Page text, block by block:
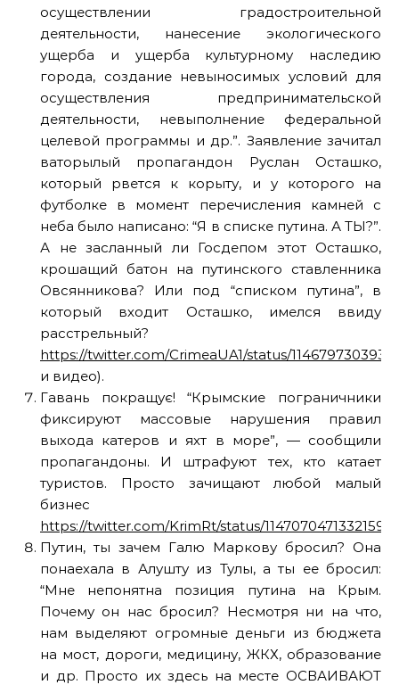
осуществлении градостроительной
деятельности, нанесение экологического
ущерба и ущерба культурному наследию
города, создание невыносимых условий для
осуществления предпринимательской
деятельности, невыполнение федеральной
целевой программы и др.”. Заявление зачитал
ваторылый пропагандон Руслан Осташко,
который рвется к корыту, и у которого на
футболке в момент перечисления камней с
неба было написано: “Я в списке путина. А ТЫ?”.
А не засланный ли Госдепом этот Осташко,
крошащий батон на путинского ставленника
Овсянникова? Или под “списком путина”, в
который входит Осташко, имелся ввиду
расстрельный?
https://twitter.com/CrimeaUA1/status/
и видео).
Гавань покращує! “Крымские пограничники
фиксируют массовые нарушения правил
выхода катеров и яхт в море”, — сообщили
пропагандоны. И штрафуют тех, кто катает
туристов. Просто зачищают любой малый
бизнес
https://twitter.com/KrimRt/status/
Путин, ты зачем Галю Маркову бросил? Она
понаехала в Алушту из Тулы, а ты ее бросил:
“Мне непонятна позиция путина на Крым.
Почему он нас бросил? Несмотря ни на что,
нам выделяют огромные деньги из бюджета
на мост, дороги, медицину, ЖКХ, образование
и др. Просто их здесь на месте ОСВАИВАЮТ